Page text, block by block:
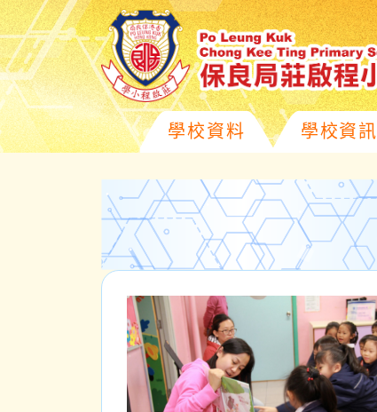
學校資料 學校資訊